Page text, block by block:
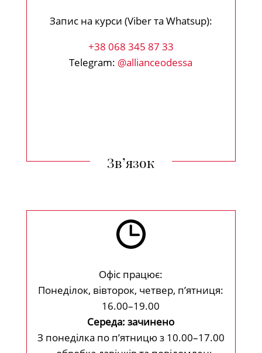
Запис на курси (Viber та Whatsup):
+38 068 345 87 33
Telegram: @allianceodessa
Зв’язок
Офіс працює:
Понеділок, вівторок, четвер, п’ятниця:
16.00–19.00
Середа: зачинено
З понеділка по п’ятницю з 10.00–17.00